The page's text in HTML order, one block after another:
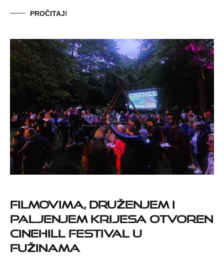
PROČITAJ!
Filmovima, druženjem i
paljenjem krijesa otvoren
Cinehill festival u
Fužinama